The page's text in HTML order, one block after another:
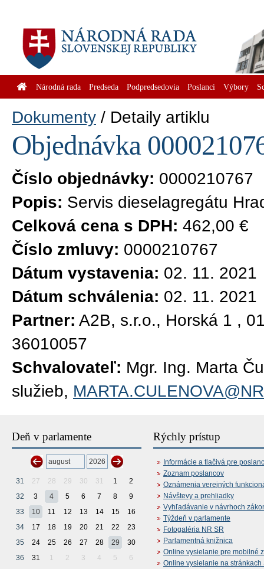
Národná rada Predseda Podpredsedovia Poslanci Výbory
Dokumenty Detaily artiklu
Objednávka
Číslo objednávky: 0000210767
Popis: Servis dieselagregátu
Celková cena s DPH: 462,00 €
Číslo zmluvy: 0000210767
Dátum vystavenia: 02. 11. 2021
Dátum schválenia: 02. 11. 2021
Partner: A2B, s.r.o., Horská 1 ,
36010057
Schvalovateľ: Mgr. Ing. Marta
služieb,
Deň v parlamente
31 27 28 29 30 31 1
2
32
3 4 5 6 7 8
9
33
10 11 12 13 14 15
16
34
17 18 19 20 21 22
23
35
24 25 26 27 28 29
30
36
31 1 2 3 4 5 6
Rýchly prístup
Informácie a tlačivá pre
Zoznam poslancov
Oznámenia verejných
Návštevy a prehliadky
Vyhľadávanie v návrhoch
Týždeň v parlamente
Fotogaléria NR SR
Parlamentná knižnica
Online vysielanie pre mobilné
Online vysielanie na stránkach